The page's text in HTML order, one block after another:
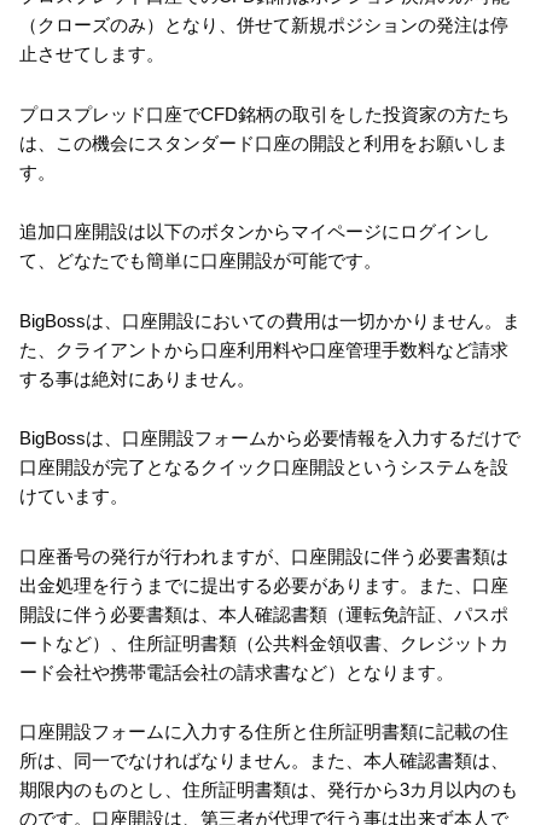
（クローズのみ）となり、併せて新規ポジションの発注は停
止させてします。
プロスプレッド口座でCFD銘柄の取引をした投資家の方たち
は、この機会にスタンダード口座の開設と利用をお願いしま
す。
追加口座開設は以下のボタンからマイページにログインし
て、どなたでも簡単に口座開設が可能です。
BigBossは、口座開設においての費用は一切かかりません。ま
た、クライアントから口座利用料や口座管理手数料など請求
する事は絶対にありません。
BigBossは、口座開設フォームから必要情報を入力するだけで
口座開設が完了となるクイック口座開設というシステムを設
けています。
口座番号の発行が行われますが、口座開設に伴う必要書類は
出金処理を行うまでに提出する必要があります。また、口座
開設に伴う必要書類は、本人確認書類（運転免許証、パスポ
ートなど）、住所証明書類（公共料金領収書、クレジットカ
ード会社や携帯電話会社の請求書など）となります。
口座開設フォームに入力する住所と住所証明書類に記載の住
所は、同一でなければなりません。また、本人確認書類は、
期限内のものとし、住所証明書類は、発行から3カ月以内のも
のです。口座開設は、第三者が代理で行う事は出来ず本人で